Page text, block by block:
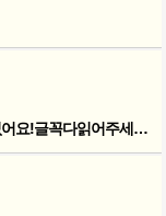
부평역태국1등.관리사수급걱정없어요!글꼭다읽어주세요!인수인계확실합니다